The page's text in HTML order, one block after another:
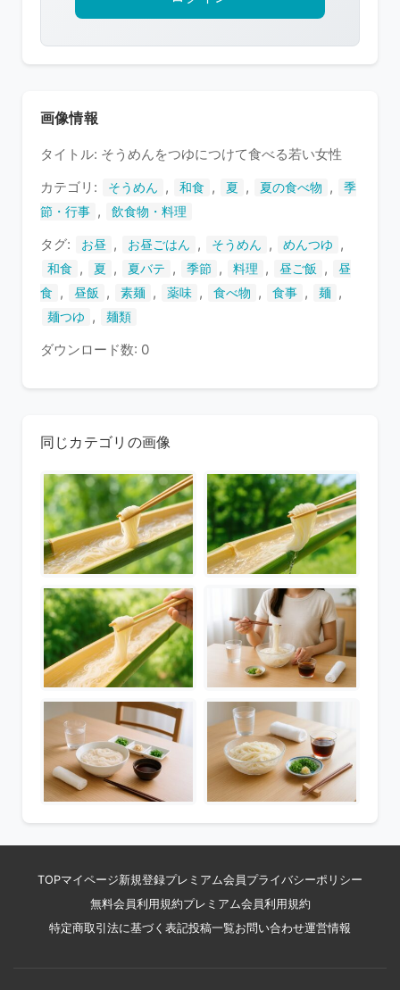
護
い
ま
画像情報
タイトル: そうめんをつゆにつけて食べる若い女性
カテゴリ:
そうめん , 和食 , 夏 , 夏の食べ物 ,
季
節・行事 , 飲食物・料理
タグ: お昼 , お昼ごはん , そうめん , めんつゆ ,
和食 , 夏 , 夏バテ , 季節 , 料理 , 昼ご飯 ,
昼
食
, 昼飯 , 素麺 , 薬味 , 食べ物 , 食事 , 麺 ,
麺つゆ , 麺類
ダウンロード数: 0
同じカテゴリの画像
TOPマイページ新規登録プレミアム会員 プライバシーポリシー
無料会員利用規約プレミアム会員利用規約
特定商取引法に基づく表記投稿一覧お問い合わせ運営情報